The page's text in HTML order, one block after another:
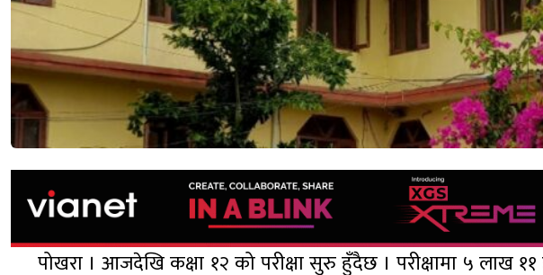
पोखरा । आजदेखि कक्षा १२ को परीक्षा सुरु हुँदैछ । परीक्षामा ५ लाख ११